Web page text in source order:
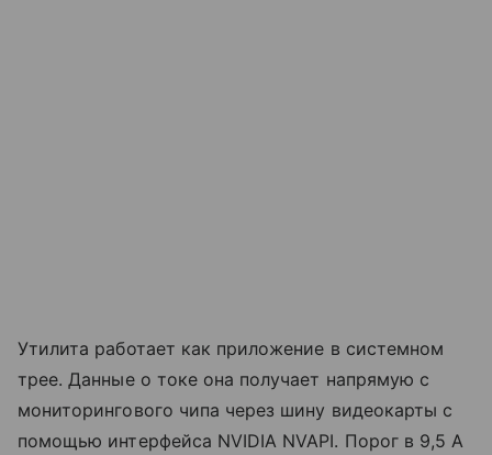
Утилита работает как приложение в системном
трее. Данные о токе она получает напрямую с
мониторингового чипа через шину видеокарты с
помощью интерфейса NVIDIA NVAPI. Порог в 9,5 А